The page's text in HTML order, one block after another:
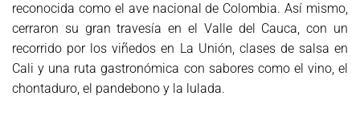
reconocida como el ave nacional de Colombia. Así mismo,
cerraron su gran travesía en el Valle del Cauca, con un
recorrido por los viñedos en La Unión, clases de salsa en
Cali y una ruta gastronómica con sabores como el vino, el
chontaduro, el pandebono y la lulada.